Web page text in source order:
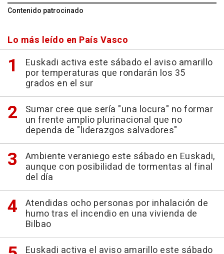
Contenido patrocinado
Lo más leído en País Vasco
Euskadi activa este sábado el aviso amarillo
por temperaturas que rondarán los 35
grados en el sur
Sumar cree que sería "una locura" no formar
un frente amplio plurinacional que no
dependa de "liderazgos salvadores"
Ambiente veraniego este sábado en Euskadi,
aunque con posibilidad de tormentas al final
del día
Atendidas ocho personas por inhalación de
humo tras el incendio en una vivienda de
Bilbao
Euskadi activa el aviso amarillo este sábado